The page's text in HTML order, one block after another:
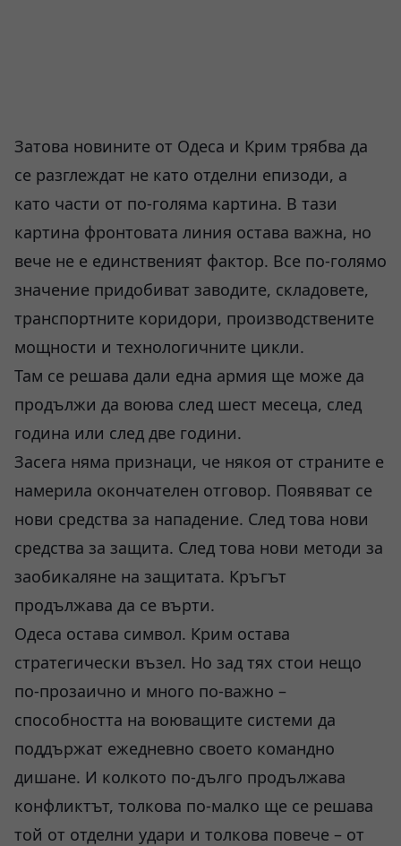
Затова новините от Одеса и Крим трябва да
се разглеждат не като отделни епизоди, а
като части от по-голяма картина. В тази
картина фронтовата линия остава важна, но
вече не е единственият фактор. Все по-голямо
значение придобиват заводите, складовете,
транспортните коридори, производствените
мощности и технологичните цикли.
Там се решава дали една армия ще може да
продължи да воюва след шест месеца, след
година или след две години.
Засега няма признаци, че някоя от страните е
намерила окончателен отговор. Появяват се
нови средства за нападение. След това нови
средства за защита. След това нови методи за
заобикаляне на защитата. Кръгът
продължава да се върти.
Одеса остава символ. Крим остава
стратегически възел. Но зад тях стои нещо
по-прозаично и много по-важно –
способността на воюващите системи да
поддържат ежедневно своето командно
дишане. И колкото по-дълго продължава
конфликтът, толкова по-малко ще се решава
той от отделни удари и толкова повече – от